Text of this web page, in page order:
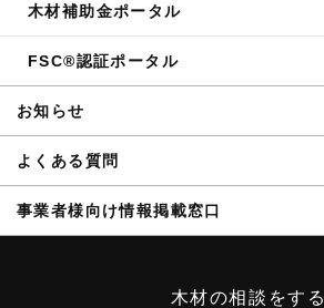
木材補助金ポータル
FSC®認証ポータル
お知らせ
よくある質問
事業者様向け情報掲載窓口
木材の相談をする